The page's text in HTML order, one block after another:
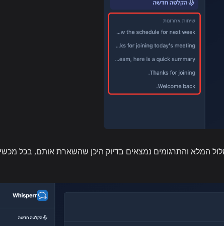
המלא והתרגומים נמצאים בדיוק היכן שהשארת אותם, בכל